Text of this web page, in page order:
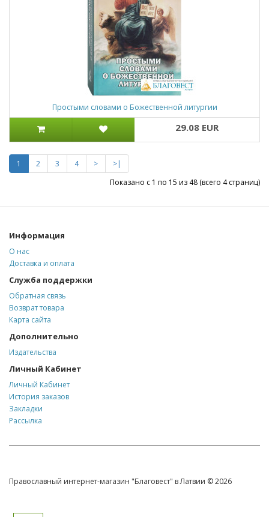
Простыми словами о Божественной литургии
29.08 EUR
1 2 3 4 >
>|
Показано с 1 по 15 из 48 (всего 4 страниц)
Информация
О нас
Доставка и оплата
Служба поддержки
Обратная связь
Возврат товара
Карта сайта
Дополнительно
Издательства
Личный Кабинет
Личный Кабинет
История заказов
Закладки
Рассылка
Православный интернет-магазин "Благовест" в Латвии © 2026